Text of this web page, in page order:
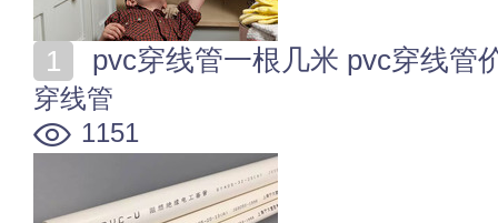
pvc穿线管一根几米 pvc穿线管
穿线管
1151